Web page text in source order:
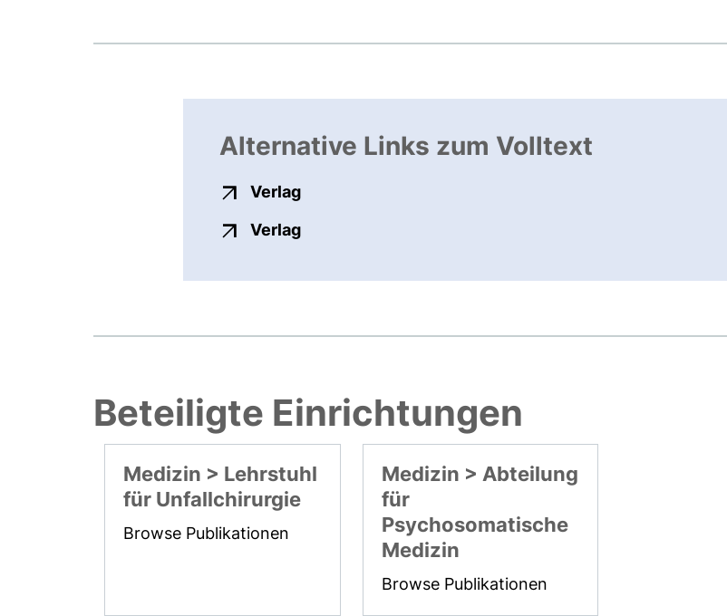
Alternative Links zum Volltext
Verlagexterner Link, öffnet neues Fenster
Verlagexterner Link, öffnet neues Fenster
Beteiligte Einrichtungen
Medizin > Lehrstuhl
für Unfallchirurgie
Browse Publikationen
Medizin > Abteilung
für
Psychosomatische
Medizin
Browse Publikationen